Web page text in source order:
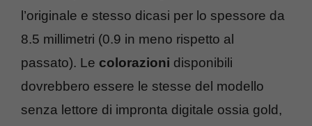
l’originale e stesso dicasi per lo spessore da
8.5 millimetri (0.9 in meno rispetto al
passato). Le colorazioni disponibili
dovrebbero essere le stesse del modello
senza lettore di impronta digitale ossia gold,